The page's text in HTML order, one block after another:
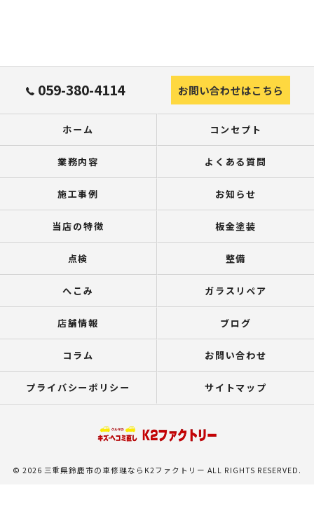
059-380-4114 お問い合わせはこちら
ホーム コンセプト
業務内容 よくある質問
施工事例 お知らせ
当店の特徴 板金塗装
点検 整備
へこみ ガラスリペア
店舗情報 ブログ
コラム お問い合わせ
プライバシーポリシー サイトマップ
© 2026 三重県鈴鹿市の車修理ならK2ファクトリー ALL RIGHTS RESERVED.